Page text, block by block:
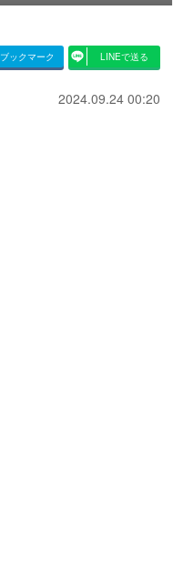
ブックマーク LINEで送る
2024.09.24 00:20